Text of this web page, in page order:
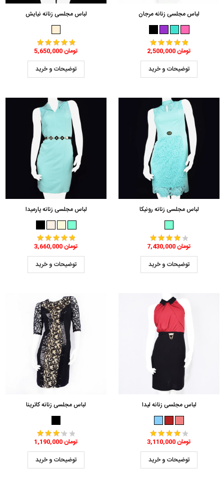
لباس مجلسی زنانه مرجان
2,500,000 تومان
توضیحات و خرید
لباس مجلسی زنانه نیایش
5,650,000 تومان
توضیحات و خرید
لباس مجلسی زنانه رونیکا
7,430,000 تومان
توضیحات و خرید
لباس مجلسی زنانه پارمیدا
3,660,000 تومان
توضیحات و خرید
لباس مجلسی زنانه لیدا
3,110,000 تومان
توضیحات و خرید
لباس مجلسی زنانه کاترینا
1,190,000 تومان
توضیحات و خرید